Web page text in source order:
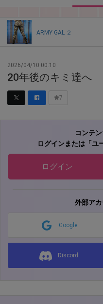
ARMY GAL ２
2026/04/10 00:10
20年後のキミ達へ
7
コンテ
ログインまたは「ユ
ログイン
外部ア
Google
Discord